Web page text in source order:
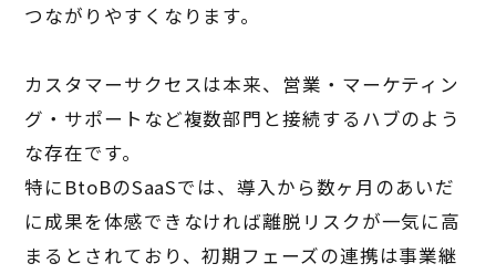
つながりやすくなります。
カスタマーサクセスは本来、営業・マーケティン
グ・サポートなど複数部門と接続するハブのよう
な存在です。
特にBtoBのSaaSでは、導入から数ヶ月のあいだ
に成果を体感できなければ離脱リスクが一気に高
まるとされており、初期フェーズの連携は事業継